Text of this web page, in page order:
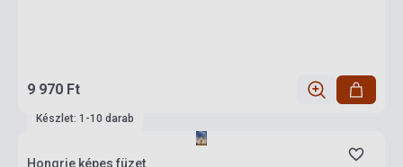
9 970 Ft
Készlet: 1-10 darab
Hongrie képes füzet